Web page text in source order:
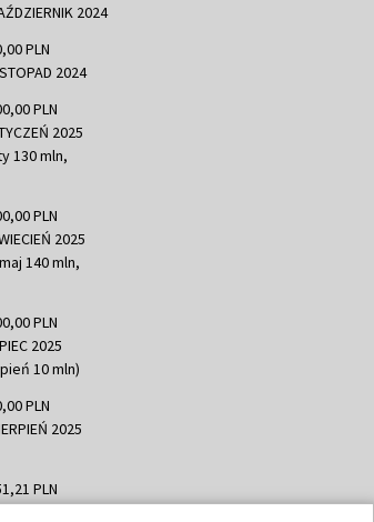
2024
PLN
2024
PLN
2025
130 mln,
PLN
2025
140 mln,
PLN
2025
10 mln)
PLN
2025
PLN